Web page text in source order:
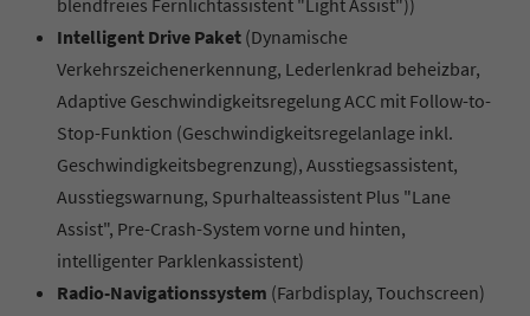
Intelligent Drive Paket (Dynamische
Verkehrszeichenerkennung, Lederlenkrad beheizbar,
Adaptive Geschwindigkeitsregelung ACC mit Follow-to-
Stop-Funktion (Geschwindigkeitsregelanlage inkl.
Geschwindigkeitsbegrenzung), Ausstiegsassistent,
Ausstiegswarnung, Spurhalteassistent Plus "Lane
Assist", Pre-Crash-System vorne und hinten,
intelligenter Parklenkassistent)
Radio-Navigationssystem (Farbdisplay, Touchscreen)